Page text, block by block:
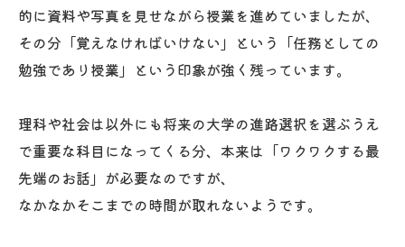
的に資料や写真を見せながら授業を進めていましたが、
その分「覚えなければいけない」という「任務としての
勉強であり授業」という印象が強く残っています。
理科や社会は以外にも将来の大学の進路選択を選ぶうえ
で重要な科目になってくる分、本来は「ワクワクする最
先端のお話」が必要なのですが、
なかなかそこまでの時間が取れないようです。